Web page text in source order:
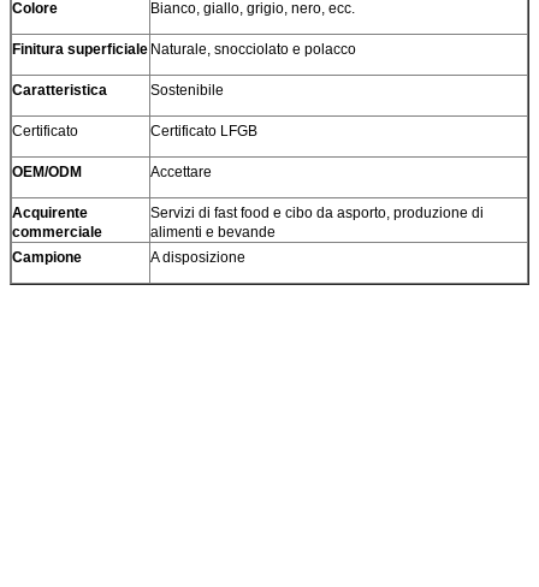
Colore Bianco, giallo, grigio, nero, ecc.
Finitura superficiale Naturale, snocciolato e polacco
Caratteristica Sostenibile
Certificato Certificato LFGB
OEM/ODM Accettare
Acquirente
commerciale
Servizi di fast food e cibo da asporto, produzione di
alimenti e bevande
Campione
A disposizione